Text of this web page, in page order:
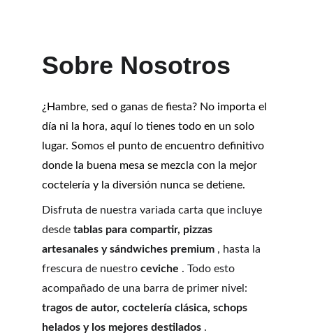
Sobre Nosotros
¿Hambre, sed o ganas de fiesta? No importa el
día ni la hora, aquí lo tienes todo en un solo
lugar. Somos el punto de encuentro definitivo
donde la buena mesa se mezcla con la mejor
coctelería y la diversión nunca se detiene.
Disfruta de nuestra variada carta que incluye
desde tablas para compartir, pizzas
artesanales y sándwiches premium , hasta la
frescura de nuestro ceviche . Todo esto
acompañado de una barra de primer nivel:
tragos de autor, coctelería clásica, schops
helados y los mejores destilados .